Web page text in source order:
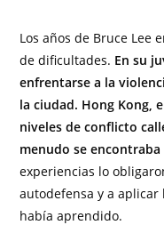
Los años de Bruce Lee
de dificultades. En su
enfrentarse a la
la ciudad. Hong Kong,
niveles de conflicto
menudo se
experiencias lo
autodefensa y a aplicar
había aprendido.